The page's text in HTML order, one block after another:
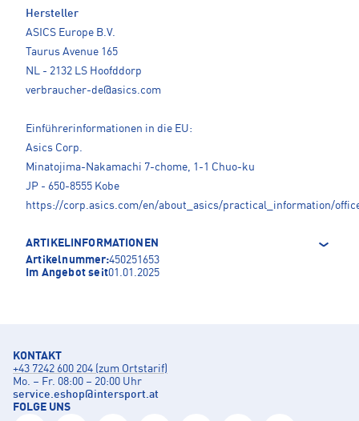
Hersteller
ASICS Europe B.V.
Taurus Avenue 165
NL - 2132 LS Hoofddorp
verbraucher-de@asics.com
Einführerinformationen in die EU:
Asics Corp.
Minatojima-Nakamachi 7-chome, 1-1 Chuo-ku
JP - 650-8555 Kobe
https://corp.asics.com/en/about_asics/practical_information/
ARTIKELINFORMATIONEN
Artikelnummer:450251653
Im Angebot seit01.01.2025
KONTAKT
+43 7242 600 204 (zum Ortstarif)
Mo. – Fr. 08:00 – 20:00 Uhr
service.eshop@intersport.at
FOLGE UNS